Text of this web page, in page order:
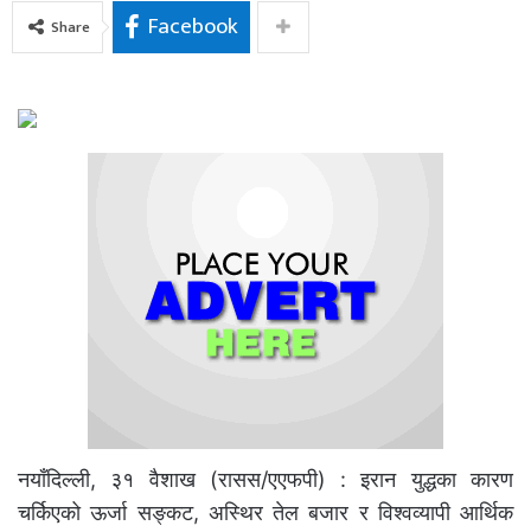
Share Facebook
नयाँदिल्ली, ३१ वैशाख (रासस/एएफपी) : इरान युद्धका कारण
चर्किएको ऊर्जा सङ्कट, अस्थिर तेल बजार र विश्वव्यापी आर्थिक